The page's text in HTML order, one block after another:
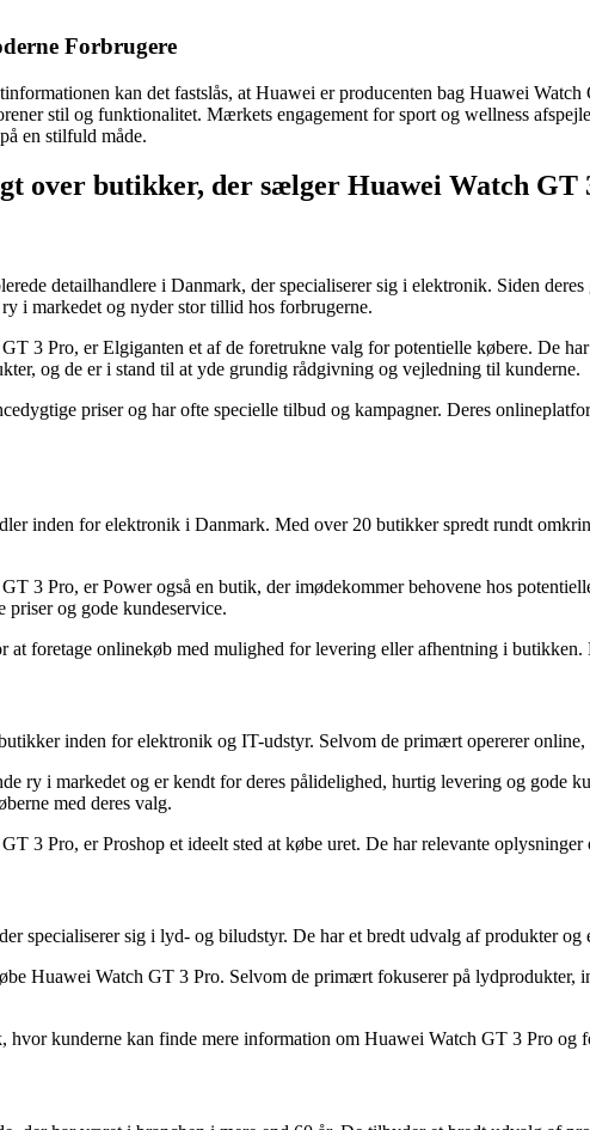
Forbrugere
kan det fastslås, at Huawei er producenten bag Huawei
stil og funktionalitet. Mærkets engagement for sport og wellness
en stilfuld måde.
over butikker, der sælger Huawei Watch GT
detailhandlere i Danmark, der specialiserer sig i elektronik. Siden
i markedet og nyder stor tillid hos forbrugerne.
3 Pro, er Elgiganten et af de foretrukne valg for potentielle købere. De
og de er i stand til at yde grundig rådgivning og vejledning til kunderne.
priser og har ofte specielle tilbud og kampagner. Deres
inden for elektronik i Danmark. Med over 20 butikker spredt rundt
3 Pro, er Power også en butik, der imødekommer behovene hos
priser og gode kundeservice.
at foretage onlinekøb med mulighed for levering eller afhentning i
inden for elektronik og IT-udstyr. Selvom de primært opererer
ry i markedet og er kendt for deres pålidelighed, hurtig levering og gode
med deres valg.
3 Pro, er Proshop et ideelt sted at købe uret. De har relevante
specialiserer sig i lyd- og biludstyr. De har et bredt udvalg af produkter
Huawei Watch GT 3 Pro. Selvom de primært fokuserer på
hvor kunderne kan finde mere information om Huawei Watch GT 3 Pro og